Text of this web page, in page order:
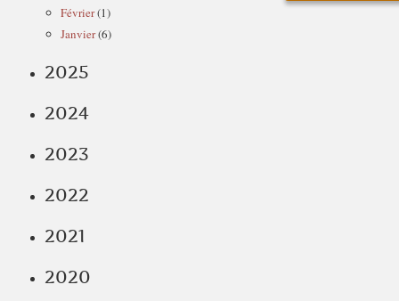
Février(1)
Janvier(6)
2025
2024
2023
2022
2021
2020